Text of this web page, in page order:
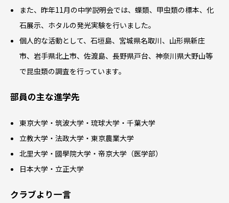
また、昨年11月の中学説明会では、蝶類、甲虫類の標本、化
石展示、ホタルの発光実験を行いました。
個人的な活動として、石垣島、宮城県名取川、山形県新庄
市、岩手県北上市、佐渡島、長野県戸台、神奈川県大野山等
で昆虫類の調査を行っています。
部員の主な進学先
東京大学・筑波大学・琉球大学・千葉大学
立教大学・法政大学・東京農業大学
北里大学・國學院大学・帝京大学（医学部）
日本大学・立正大学
クラブより一言